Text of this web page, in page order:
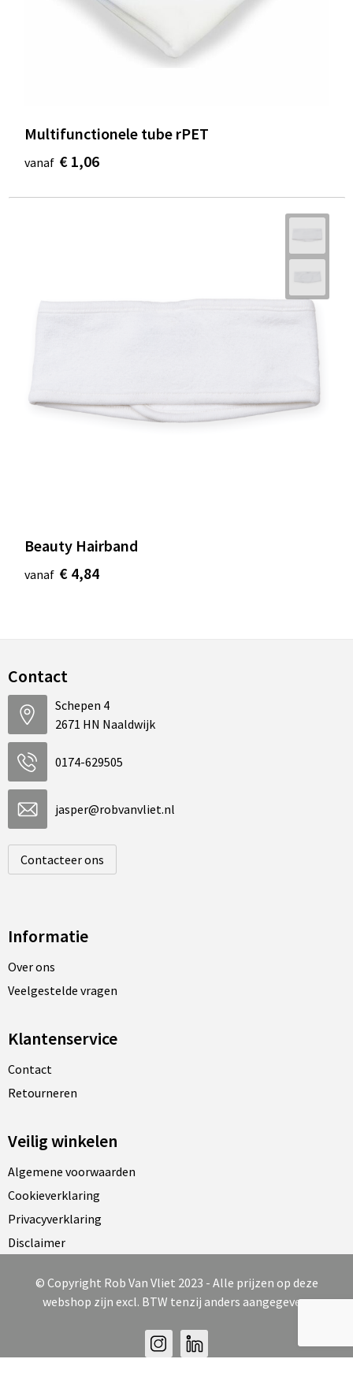
Multifunctionele tube rPET
vanaf € 1,06
Beauty Hairband
vanaf € 4,84
Contact
Schepen 4
2671 HN Naaldwijk
0174-629505
jasper@robvanvliet.nl
Contacteer ons
Informatie
Over ons
Veelgestelde vragen
Klantenservice
Contact
Retourneren
Veilig winkelen
Algemene voorwaarden
Cookieverklaring
Privacyverklaring
Disclaimer
© Copyright Rob Van Vliet 2023 - Alle prijzen op deze
webshop zijn excl. BTW tenzij anders aangegeven.